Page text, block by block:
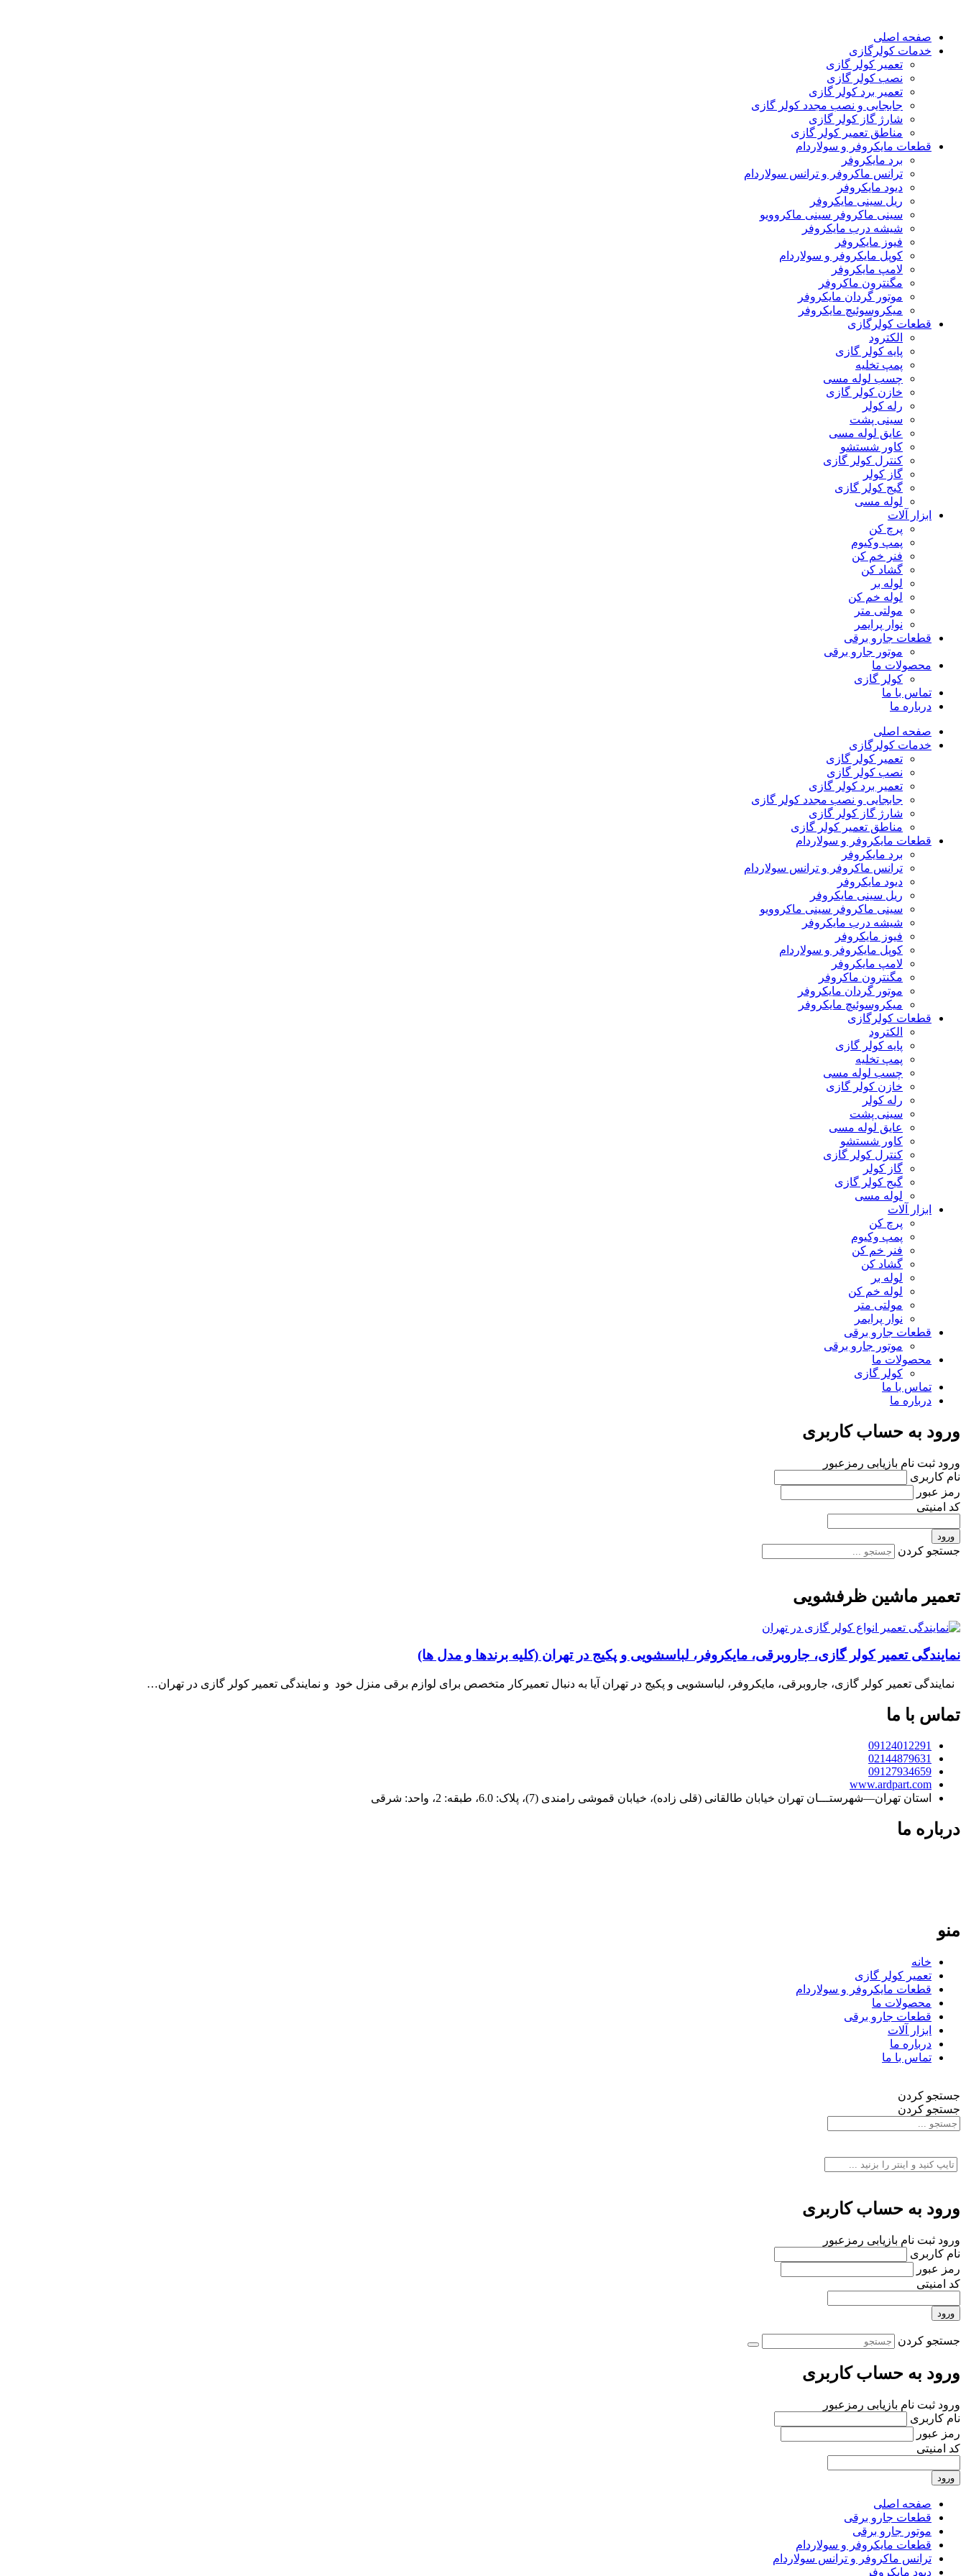
صفحه اصلی
خدمات کولرگازی
تعمیر کولر گازی
نصب کولر گازی
تعمیر برد کولر گازی
جابجایی و نصب مجدد کولر گازی
شارژ گاز کولر گازی
مناطق تعمیر کولر گازی
قطعات مایکروفر و سولاردام
برد مایکروفر
ترانس ماکروفر و ترانس سولاردام
دیود مایکروفر
ریل سینی مایکروفر
سینی ماکروفر سینی ماکروویو
شیشه درب مایکروفر
فیوز مایکروفر
کوپل مایکروفر و سولاردام
لامپ مایکروفر
مگنترون ماکروفر
موتور گردان مایکروفر
میکروسوئیچ مایکروفر
قطعات کولرگازی
الکترود
پایه کولر گازی
پمپ تخلیه
چسب لوله مسی
خازن کولر گازی
رله کولر
سینی پشت
عایق لوله مسی
کاور شستشو
کنترل کولر گازی
گاز کولر
گیج کولر گازی
لوله مسی
ابزار آلات
پرچ کن
پمپ وکیوم
فنر خم کن
گشاد کن
لوله بر
لوله خم کن
مولتی متر
نوار پرایمر
قطعات جارو برقی
موتور جارو برقی
محصولات ما
کولر گازی
تماس با ما
درباره ما
صفحه اصلی
خدمات کولرگازی
تعمیر کولر گازی
نصب کولر گازی
تعمیر برد کولر گازی
جابجایی و نصب مجدد کولر گازی
شارژ گاز کولر گازی
مناطق تعمیر کولر گازی
قطعات مایکروفر و سولاردام
برد مایکروفر
ترانس ماکروفر و ترانس سولاردام
دیود مایکروفر
ریل سینی مایکروفر
سینی ماکروفر سینی ماکروویو
شیشه درب مایکروفر
فیوز مایکروفر
کوپل مایکروفر و سولاردام
لامپ مایکروفر
مگنترون ماکروفر
موتور گردان مایکروفر
میکروسوئیچ مایکروفر
قطعات کولرگازی
الکترود
پایه کولر گازی
پمپ تخلیه
چسب لوله مسی
خازن کولر گازی
رله کولر
سینی پشت
عایق لوله مسی
کاور شستشو
کنترل کولر گازی
گاز کولر
گیج کولر گازی
لوله مسی
ابزار آلات
پرچ کن
پمپ وکیوم
فنر خم کن
گشاد کن
لوله بر
لوله خم کن
مولتی متر
نوار پرایمر
قطعات جارو برقی
موتور جارو برقی
محصولات ما
کولر گازی
تماس با ما
درباره ما
ورود به حساب کاربری
ورود ثبت نام بازیابی رمزعبور
نام کاربری
رمز عبور
کد امنیتی
ورود
جستجو کردن
تعمیر ماشین ظرفشویی
نمایندگی تعمیر کولر گازی، جاروبرقی، مایکروفر، لباسشویی و پکیج در تهران (کلیه برندها و مدل ها)
نمایندگی تعمیر کولر گازی، جاروبرقی، مایکروفر، لباسشویی و پکیج در تهران آیا به دنبال تعمیرکار متخصص برای لوازم برقی منزل خود و نمایندگی تعمیر کولر گازی در تهران…
تماس با ما
09124012291
02144879631
09127934659
www.ardpart.com
استان تهران—شهرستـــان تهران خیابان طالقانی (قلی زاده)، خیابان قموشی رامندی (7)، پلاک: 6.0، طبقه: 2، واحد: شرقی
درباره ما
منو
خانه
تعمیر کولر گازی
قطعات مایکروفر و سولاردام
محصولات ما
قطعات جارو برقی
ابزار آلات
درباره ما
تماس با ما
جستجو کردن
جستجو کردن
ورود به حساب کاربری
ورود ثبت نام بازیابی رمزعبور
نام کاربری
رمز عبور
کد امنیتی
ورود
جستجو کردن
ورود به حساب کاربری
ورود ثبت نام بازیابی رمزعبور
نام کاربری
رمز عبور
کد امنیتی
ورود
صفحه اصلی
قطعات جارو برقی
موتور جارو برقی
قطعات مایکروفر و سولاردام
ترانس ماکروفر و ترانس سولاردام
دیود مایکروفر